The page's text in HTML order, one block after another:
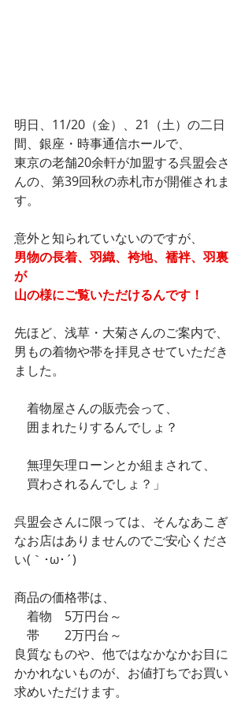
明日、11/20（金）、21（土）の二日
間、銀座・時事通信ホールで、
東京の老舗20余軒が加盟する呉盟会さ
んの、第39回秋の赤札市が開催されま
す。
意外と知られていないのですが、
男物の長着、羽織、袴地、襦袢、羽裏
が
山の様にご覧いただけるんです！
先ほど、浅草・大菊さんのご案内で、
男もの着物や帯を拝見させていただき
ました。
着物屋さんの販売会って、
囲まれたりするんでしょ？
無理矢理ローンとか組まされて、
買わされるんでしょ？」
呉盟会さんに限っては、そんなあこぎ
なお店はありませんのでご安心くださ
い(｀･ω･´)
商品の価格帯は、
着物　5万円台～
帯　　2万円台～
良質なものや、他ではなかなかお目に
かかれないものが、お値打ちでお買い
求めいただけます。